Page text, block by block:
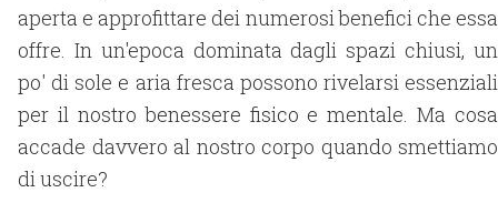
aperta e approfittare dei numerosi benefici che essa
offre. In un'epoca dominata dagli spazi chiusi, un
po' di sole e aria fresca possono rivelarsi essenziali
per il nostro benessere fisico e mentale. Ma cosa
accade davvero al nostro corpo quando smettiamo
di uscire?